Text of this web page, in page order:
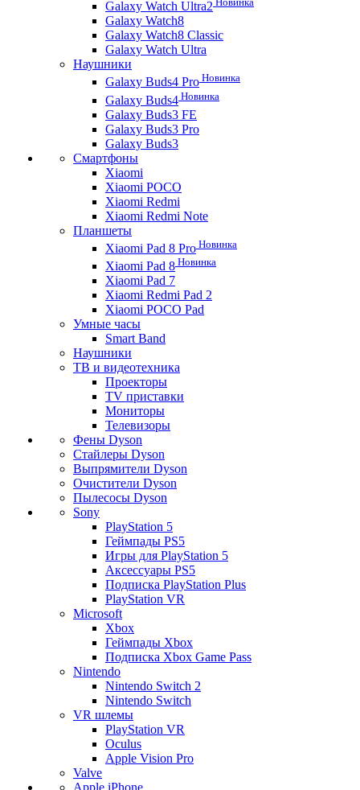
Galaxy Watch Ultra2
Galaxy Watch8
Galaxy Watch8 Classic
Galaxy Watch Ultra
Наушники
Galaxy Buds4 Pro Новинка
Galaxy Buds4 Новинка
Galaxy Buds3 FE
Galaxy Buds3 Pro
Galaxy Buds3
Смартфоны
Xiaomi
Xiaomi POCO
Xiaomi Redmi
Xiaomi Redmi Note
Планшеты
Xiaomi Pad 8 Pro Новинка
Xiaomi Pad 8 Новинка
Xiaomi Pad 7
Xiaomi Redmi Pad 2
Xiaomi POCO Pad
Умные часы
Smart Band
Наушники
ТВ и видеотехника
Проекторы
TV приставки
Мониторы
Телевизоры
Фены Dyson
Стайлеры Dyson
Выпрямители Dyson
Очистители Dyson
Пылесосы Dyson
Sony
PlayStation 5
Геймпады PS5
Игры для PlayStation 5
Аксессуары PS5
Подписка PlayStation Plus
PlayStation VR
Microsoft
Xbox
Геймпады Xbox
Подписка Xbox Game Pass
Nintendo
Nintendo Switch 2
Nintendo Switch
VR шлемы
PlayStation VR
Oculus
Apple Vision Pro
Valve